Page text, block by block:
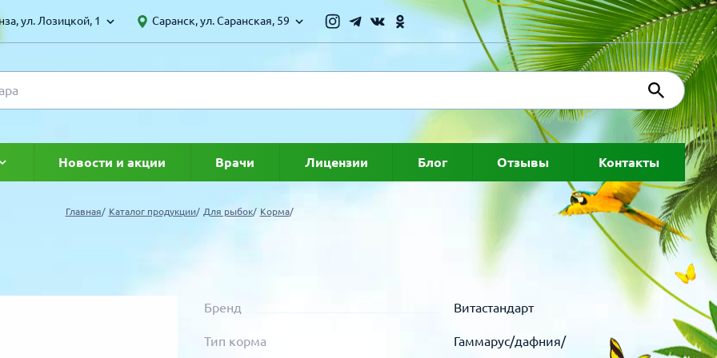
ул. Лозицкой, 1 Саранск, ул. Саранская, 59
Новости и акции Врачи Лицензии Блог Отзывы Контакты
Главная Каталог продукции Для рыбок Корма
Бренд Витастандарт
Тип корма
Гаммарус/дафния/